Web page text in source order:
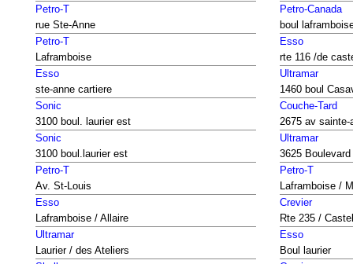
Petro-T
rue Ste-Anne
Petro-Canada
boul
Petro-T
Laframboise
Esso
rte 116 /de
Esso
ste-anne cartiere
Ultramar
1460 boul
Sonic
3100 boul. laurier est
Couche-Tard
2675 av sainte-
Sonic
3100 boul.laurier est
Ultramar
3625
Petro-T
Av. St-Louis
Petro-T
Laframboise /
Esso
Laframboise / Allaire
Crevier
Rte 235 /
Ultramar
Laurier / des Ateliers
Esso
Boul laurier